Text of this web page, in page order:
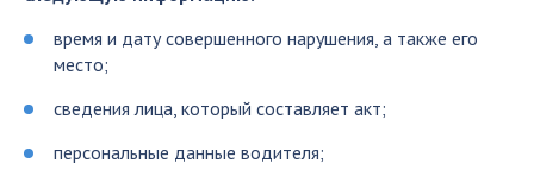
время и дату совершенного нарушения, а также его
место;
сведения лица, который составляет акт;
персональные данные водителя;